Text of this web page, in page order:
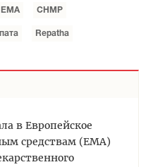
ЕМА СНМР
Repatha
в Европейское
средствам (EMA)